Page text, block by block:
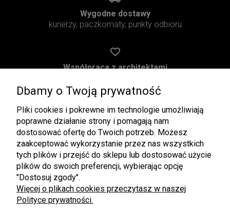
Wygodne dostawy
kurierzy, paczkomaty, punkty odbioru
Współpraca z architektami
Pomoc
Regulamin
Zwroty i Reklamacje
Pliki do pobrania
Moje konto
Twoje zamówienia
Ustawienia konta
Przechowalnia
Dbamy o Twoją prywatność
Pliki cookies i pokrewne im technologie umożliwiają
poprawne działanie strony i pomagają nam
dostosować ofertę do Twoich potrzeb. Możesz
zaakceptować wykorzystanie przez nas wszystkich
tych plików i przejść do sklepu lub dostosować użycie
plików do swoich preferencji, wybierając opcję
"Dostosuj zgody".
Więcej o plikach cookies przeczytasz w naszej
Polityce prywatności.